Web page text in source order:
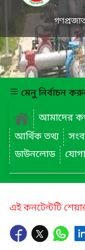
মেনু নির্বাচন
আমাদের
আর্থিক তথ্য
ডাউনলোড
এই কনটেন্টটি